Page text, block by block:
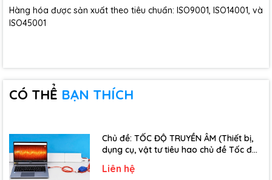
Hàng hóa được sản xuất theo tiêu chuẩn: ISO9001, ISO14001, và
ISO45001
CÓ THỂ BẠN THÍCH
Chủ đề: TỐC ĐỘ TRUYỀN ÂM (Thiết bị,
dụng cụ, vật tư tiêu hao chủ đề Tốc độ
Liên hệ